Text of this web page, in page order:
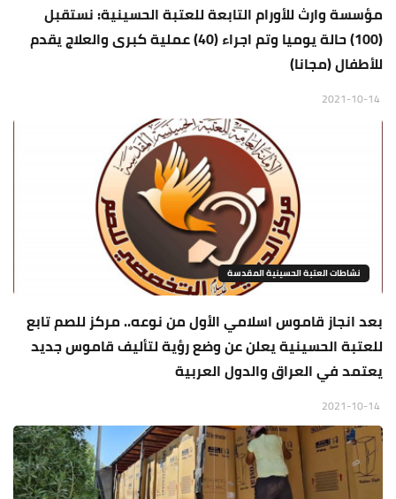
مؤسسة وارث للأورام التابعة للعتبة الحسينية: نستقبل
(100) حالة يوميا وتم اجراء (40) عملية كبرى والعلاج يقدم
للأطفال (مجانا)
نشاطات العتبة الحسينية المقدسة
بعد انجاز قاموس اسلامي الأول من نوعه.. مركز للصم تابع
للعتبة الحسينية يعلن عن وضع رؤية لتأليف قاموس جديد
يعتمد في العراق والدول العربية